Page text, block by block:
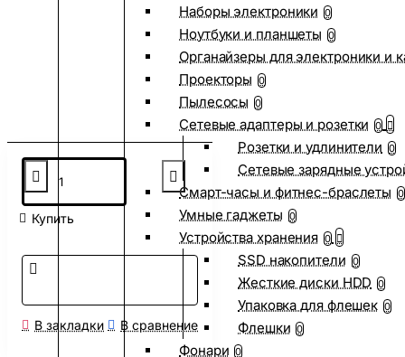
Наборы электроники 0
Ноутбуки и планшеты 0
Органайзеры для электроники и
Проекторы 0
Пылесосы 0
Сетевые адаптеры и розетки 0
Розетки и удлинители 0
Сетевые зарядные
Смарт-часы и фитнес-браслеты 0
Умные гаджеты 0
Устройства хранения 0
SSD накопители 0
Жесткие диски HDD 0
Упаковка для флешек 0
Флешки 0
Фонари 0
Купить
В закладки В сравнение